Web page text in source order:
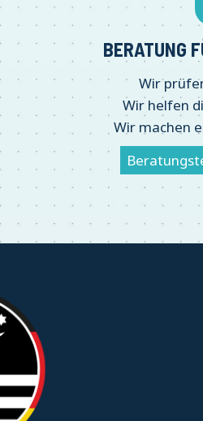
BERATUNG
Wir
Wir helfen
Wir machen